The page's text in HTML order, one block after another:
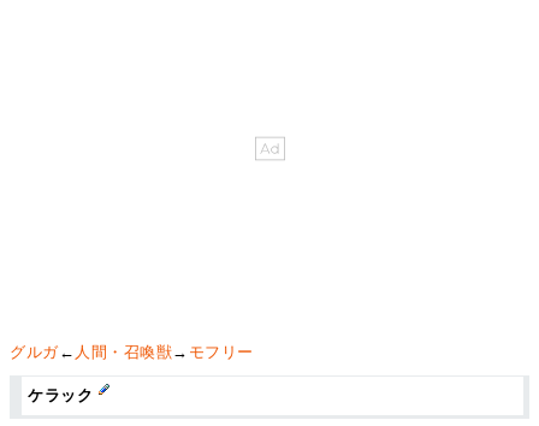
グルガ← 人間・召喚獣→ モフリー
ケラック